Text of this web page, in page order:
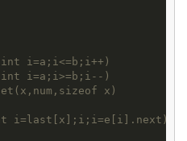
i=a;i<=b;i++)
i=a;i>=b;i--)
x)
i=last[x];i;i=e[i].next)